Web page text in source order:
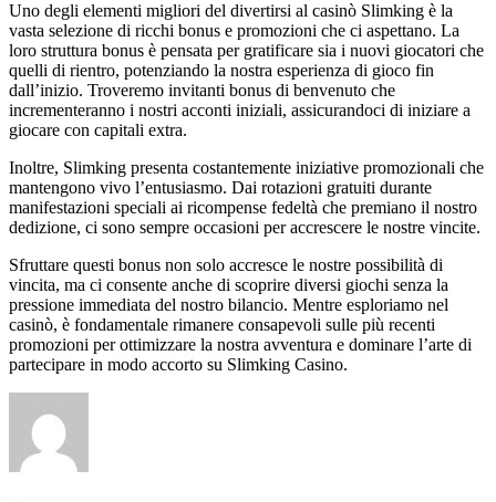
Uno degli elementi migliori del divertirsi al casinò Slimking è la
vasta selezione di ricchi bonus e promozioni che ci aspettano. La
loro struttura bonus è pensata per gratificare sia i nuovi giocatori che
quelli di rientro, potenziando la nostra esperienza di gioco fin
dall’inizio. Troveremo invitanti bonus di benvenuto che
incrementeranno i nostri acconti iniziali, assicurandoci di iniziare a
giocare con capitali extra.
Inoltre, Slimking presenta costantemente iniziative promozionali che
mantengono vivo l’entusiasmo. Dai rotazioni gratuiti durante
manifestazioni speciali ai ricompense fedeltà che premiano il nostro
dedizione, ci sono sempre occasioni per accrescere le nostre vincite.
Sfruttare questi bonus non solo accresce le nostre possibilità di
vincita, ma ci consente anche di scoprire diversi giochi senza la
pressione immediata del nostro bilancio. Mentre esploriamo nel
casinò, è fondamentale rimanere consapevoli sulle più recenti
promozioni per ottimizzare la nostra avventura e dominare l’arte di
partecipare in modo accorto su Slimking Casino.